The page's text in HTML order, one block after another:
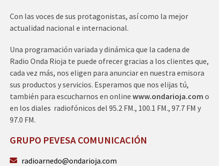
Con las voces de sus protagonistas, así como la mejor
actualidad nacional e internacional.
Una programación variada y dinámica que la cadena de
Radio Onda Rioja te puede ofrecer gracias a los clientes que,
cada vez más, nos eligen para anunciar en nuestra emisora
sus productos y servicios. Esperamos que nos elijas tú,
también para escucharnos en online www.ondarioja.com o
en los diales radiofónicos del 95.2 FM., 100.1 FM., 97.7 FM y
97.0 FM.
GRUPO PEVESA COMUNICACIÓN
radioarnedo@ondarioja.com